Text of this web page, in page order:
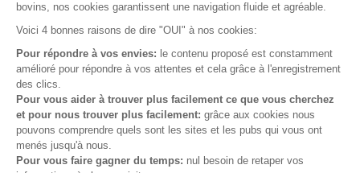
bovins, nos cookies garantissent une navigation fluide et agréable.
Voici 4 bonnes raisons de dire "OUI" à nos cookies:
Pour répondre à vos envies: le contenu proposé est constamment
amélioré pour répondre à vos attentes et cela grâce à l'enregistrement
des clics.
Pour vous aider à trouver plus facilement ce que vous cherchez
et pour nous trouver plus facilement: grâce aux cookies nous
pouvons comprendre quels sont les sites et les pubs qui vous ont
menés jusqu'à nous.
Pour vous faire gagner du temps: nul besoin de retaper vos
Produits
Notre société
Votre compte